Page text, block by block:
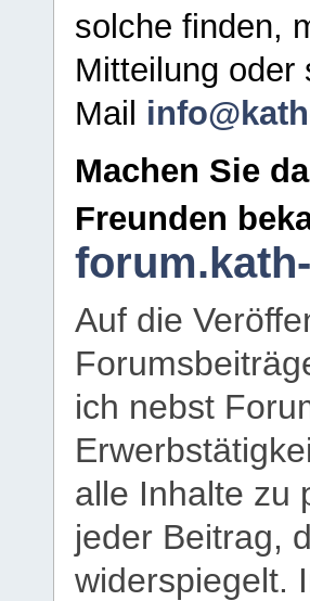
solche finden,
Mitteilung oder
Mail
Machen Sie
Freunden
Auf die
ich nebst
alle Inhalte zu
jeder Beitrag,
widerspiegelt.